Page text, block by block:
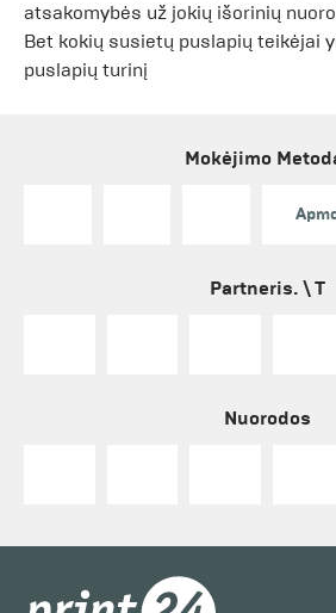
atsakomybės už jokių išorinių
Bet kokių susietų puslapių teikėjai
puslapių turinį
Mokėjimo
Partneris. \ T
Nuorodos